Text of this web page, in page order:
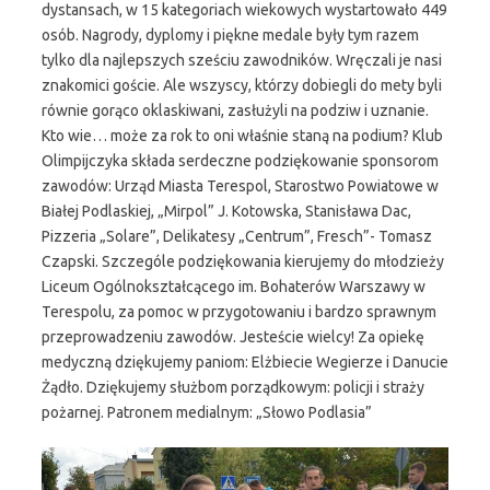
dystansach, w 15 kategoriach wiekowych wystartowało 449
osób. Nagrody, dyplomy i piękne medale były tym razem
tylko dla najlepszych sześciu zawodników. Wręczali je nasi
znakomici goście. Ale wszyscy, którzy dobiegli do mety byli
równie gorąco oklaskiwani, zasłużyli na podziw i uznanie.
Kto wie… może za rok to oni właśnie staną na podium? Klub
Olimpijczyka składa serdeczne podziękowanie sponsorom
zawodów: Urząd Miasta Terespol, Starostwo Powiatowe w
Białej Podlaskiej, „Mirpol” J. Kotowska, Stanisława Dac,
Pizzeria „Solare”, Delikatesy „Centrum”, Fresch”- Tomasz
Czapski. Szczególe podziękowania kierujemy do młodzieży
Liceum Ogólnokształcącego im. Bohaterów Warszawy w
Terespolu, za pomoc w przygotowaniu i bardzo sprawnym
przeprowadzeniu zawodów. Jesteście wielcy! Za opiekę
medyczną dziękujemy paniom: Elżbiecie Wegierze i Danucie
Żądło. Dziękujemy służbom porządkowym: policji i straży
pożarnej. Patronem medialnym: „Słowo Podlasia”